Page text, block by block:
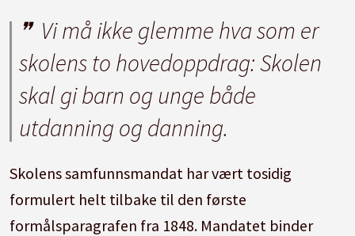
Vi må ikke glemme hva som er
skolens to hovedoppdrag: Skolen
skal gi barn og unge både
utdanning og danning.
Skolens samfunnsmandat har vært tosidig
formulert helt tilbake til den første
formålsparagrafen fra 1848. Mandatet binder